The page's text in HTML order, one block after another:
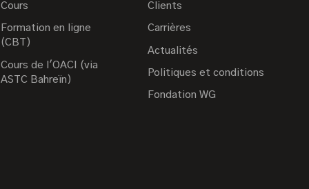
Cours
Formation en ligne
(CBT)
Cours de l'OACI (via
ASTC Bahreïn)
Clients
Carrières
Actualités
Politiques et conditions
Fondation WG